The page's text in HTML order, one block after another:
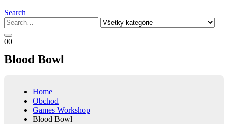
Search
00
Blood Bowl
Home
Obchod
Games Workshop
Blood Bowl